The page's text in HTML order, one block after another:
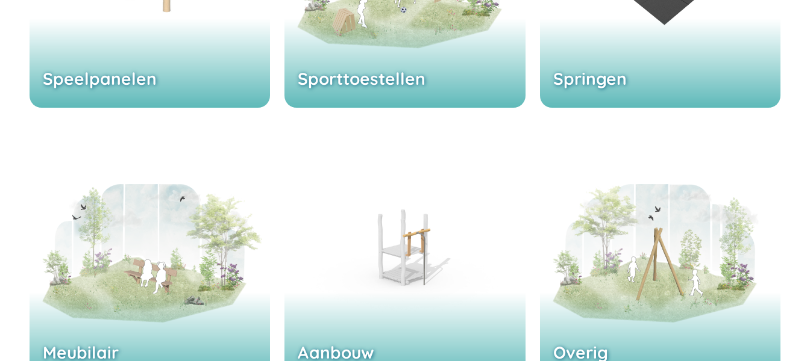
Speelpanelen Sporttoestellen Springen
Meubilair Aanbouw Overig